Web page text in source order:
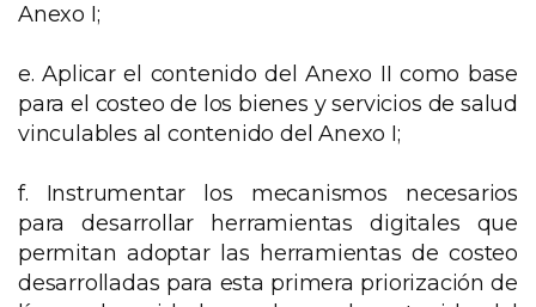
Anexo I;
e. Aplicar el contenido del Anexo II como base
para el costeo de los bienes y servicios de salud
vinculables al contenido del Anexo I;
f. Instrumentar los mecanismos necesarios
para desarrollar herramientas digitales que
permitan adoptar las herramientas de costeo
desarrolladas para esta primera priorización de